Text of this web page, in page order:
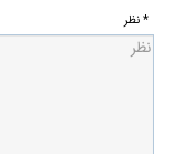
* نظر